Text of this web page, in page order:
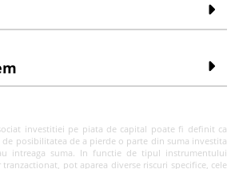
investitiei pe piata de capital poate fi definit ca
posibilitatea de a pierde o parte din suma investita
intreaga suma. In functie de tipul instrumentului
tranzactionat, pot aparea diverse riscuri specifice, cele